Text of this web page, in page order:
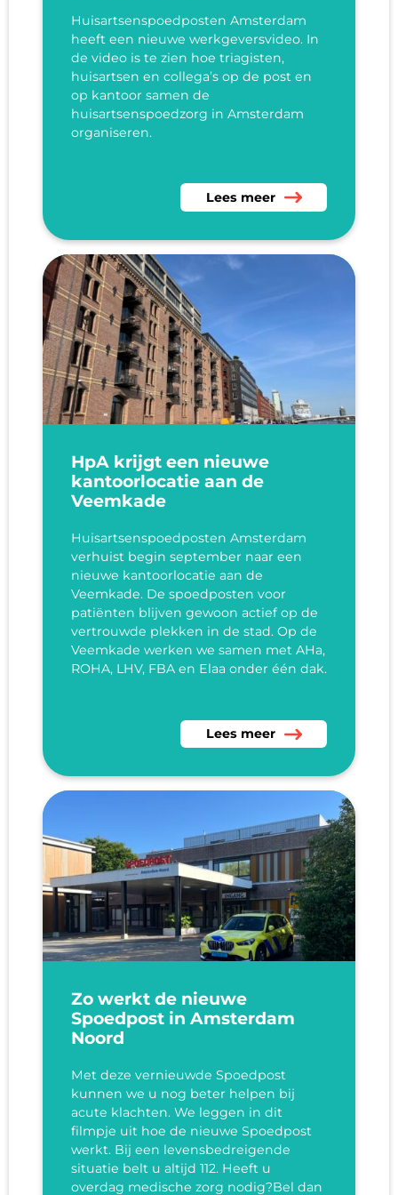
Huisartsenspoedposten Amsterdam
heeft een nieuwe werkgeversvideo. In
de video is te zien hoe triagisten,
huisartsen en collega’s op de post en
op kantoor samen de
huisartsenspoedzorg in Amsterdam
organiseren.
Lees meer over Nieuwe
Lees meer
HpA krijgt een nieuwe
kantoorlocatie aan de
Veemkade
Huisartsenspoedposten Amsterdam
verhuist begin september naar een
nieuwe kantoorlocatie aan de
Veemkade. De spoedposten voor
patiënten blijven gewoon actief op de
vertrouwde plekken in de stad. Op de
Veemkade werken we samen met AHa,
ROHA, LHV, FBA en Elaa onder één dak.
Lees meer over HpA krijgt
Lees meer
Zo werkt de nieuwe
Spoedpost in Amsterdam
Noord
Met deze vernieuwde Spoedpost
kunnen we u nog beter helpen bij
acute klachten. We leggen in dit
filmpje uit hoe de nieuwe Spoedpost
werkt. Bij een levensbedreigende
situatie belt u altijd 112. Heeft u
overdag medische zorg nodig?Bel dan